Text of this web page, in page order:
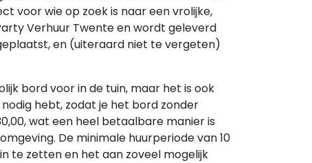
voor wie op zoek is naar een vrolijke,
Verhuur Twente en wordt geleverd
en (uiteraard niet te vergeten)
bord voor in de tuin, maar het is ook
hebt, zodat je het bord zonder
wat een heel betaalbare manier is
De minimale huurperiode van 10
te zetten en het aan zoveel mogelijk